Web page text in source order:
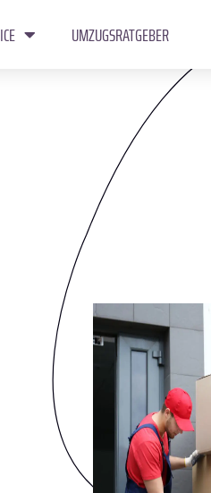
UMZUGSRATGEBER